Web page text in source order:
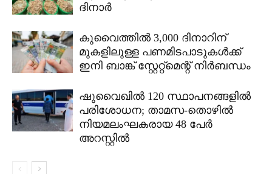
ദിനാർ
കുവൈത്തിൽ 3,000 ദിനാറിന്
മുകളിലുള്ള പണമിടപാടുകൾക്ക്
ഇനി ബാങ്ക് സ്റ്റേറ്റ്മെന്റ് നിർബന്ധം
ഷുവൈഖിൽ 120 സ്ഥാപനങ്ങളിൽ
പരിശോധന; താമസ-തൊഴിൽ
നിയമലംഘകരായ 48 പേർ
അറസ്റ്റിൽ